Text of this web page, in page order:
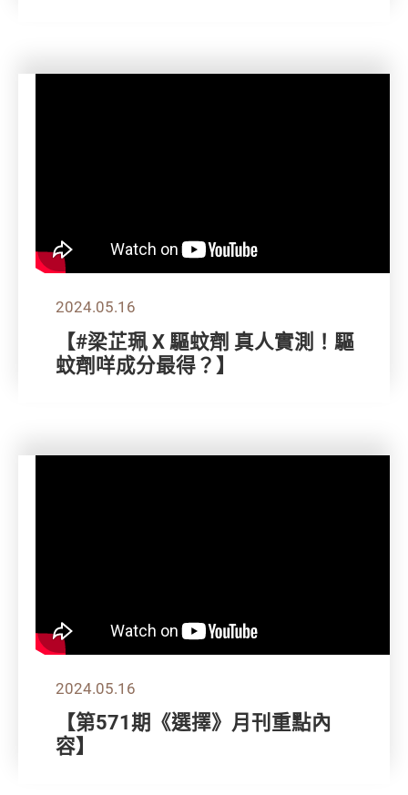
2024.05.16
【#梁芷珮 X 驅蚊劑 真人實測！驅
蚊劑咩成分最得？】
2024.05.16
【第571期《選擇》月刊重點內
容】